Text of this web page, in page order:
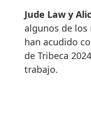
Jude Law y
algunos de
han acudido
de Tribeca
trabajo.